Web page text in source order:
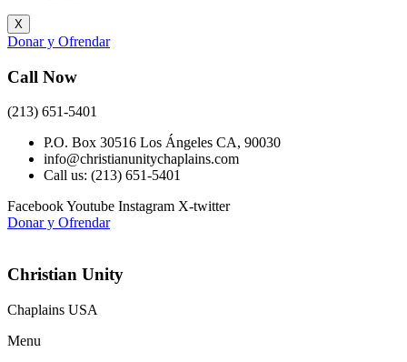
X
Donar y Ofrendar
Call Now
(213) 651-5401
P.O. Box 30516 Los Ángeles CA, 90030
info@christianunitychaplains.com
Call us: (213) 651-5401
FacebookYoutube Instagram X-twitter
Donar y Ofrendar
Christian Unity
Chaplains USA
Menu